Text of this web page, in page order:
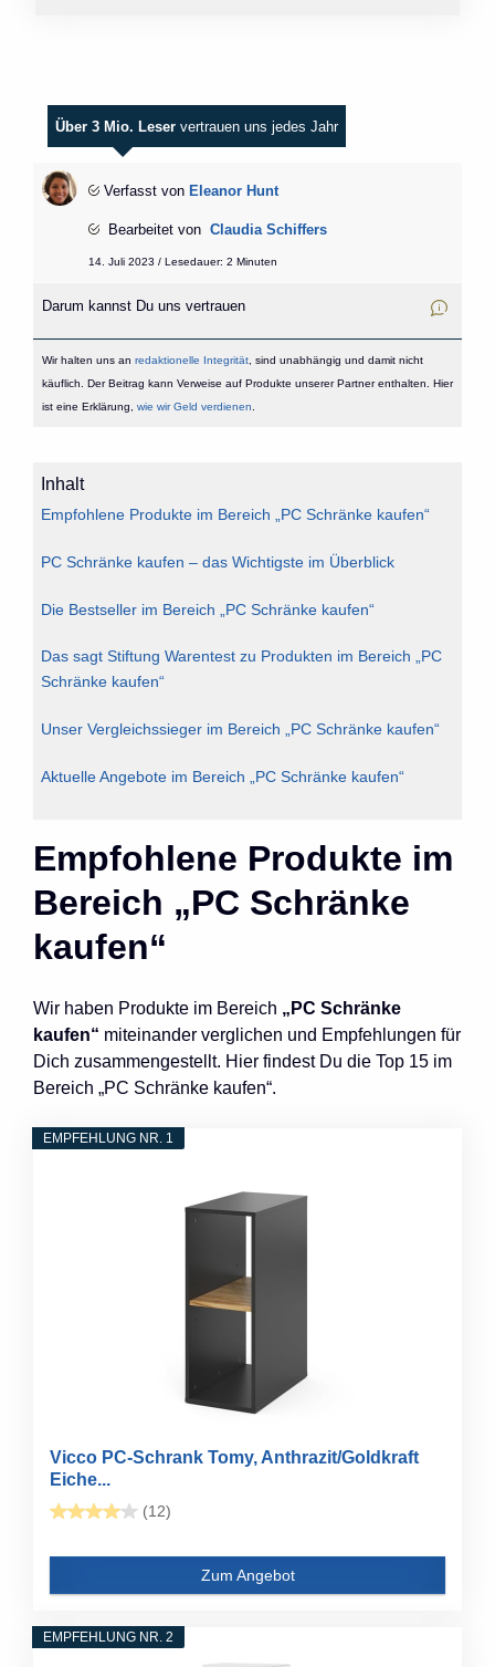
Über 3 Mio. Leser vertrauen uns jedes Jahr
Verfasst von Eleanor Hunt
Bearbeitet von Claudia Schiffers
14. Juli 2023 / Lesedauer: 2 Minuten
Darum kannst Du uns vertrauen
Wir halten uns an redaktionelle Integrität, sind unabhängig und damit nicht
käuflich. Der Beitrag kann Verweise auf Produkte unserer Partner enthalten. Hier
ist eine Erklärung, wie wir Geld verdienen
Inhalt
Empfohlene Produkte im Bereich „PC Schränke kaufen“
PC Schränke kaufen – das Wichtigste im Überblick
Die Bestseller im Bereich „PC Schränke kaufen“
Das sagt Stiftung Warentest zu Produkten im Bereich „PC
Schränke kaufen“
Unser Vergleichssieger im Bereich „PC Schränke kaufen“
Aktuelle Angebote im Bereich „PC Schränke kaufen“
Empfohlene Produkte im
Bereich „PC Schränke
kaufen“
Wir haben Produkte im Bereich „PC Schränke
kaufen“ miteinander verglichen und Empfehlungen für
Dich zusammengestellt. Hier findest Du die Top 15 im
Bereich „PC Schränke kaufen“.
EMPFEHLUNG NR. 1
Vicco PC-Schrank Tomy, Anthrazit/Goldkraft
Eiche...
(12)
Zum Angebot
EMPFEHLUNG NR. 2